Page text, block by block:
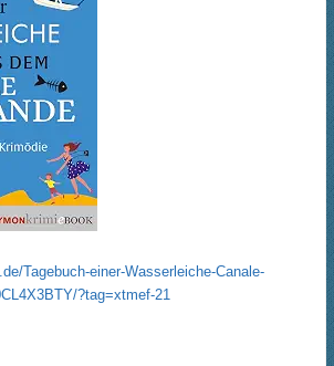
Tagebuch-einer-Wasserleiche-Canale-
?tag=xtmef-21